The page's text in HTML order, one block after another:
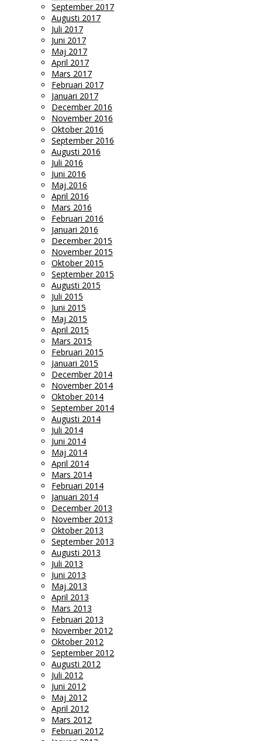
September 2017
Augusti 2017
Juli 2017
Juni 2017
Maj 2017
April 2017
Mars 2017
Februari 2017
Januari 2017
December 2016
November 2016
Oktober 2016
September 2016
Augusti 2016
Juli 2016
Juni 2016
Maj 2016
April 2016
Mars 2016
Februari 2016
Januari 2016
December 2015
November 2015
Oktober 2015
September 2015
Augusti 2015
Juli 2015
Juni 2015
Maj 2015
April 2015
Mars 2015
Februari 2015
Januari 2015
December 2014
November 2014
Oktober 2014
September 2014
Augusti 2014
Juli 2014
Juni 2014
Maj 2014
April 2014
Mars 2014
Februari 2014
Januari 2014
December 2013
November 2013
Oktober 2013
September 2013
Augusti 2013
Juli 2013
Juni 2013
Maj 2013
April 2013
Mars 2013
Februari 2013
November 2012
Oktober 2012
September 2012
Augusti 2012
Juli 2012
Juni 2012
Maj 2012
April 2012
Mars 2012
Februari 2012